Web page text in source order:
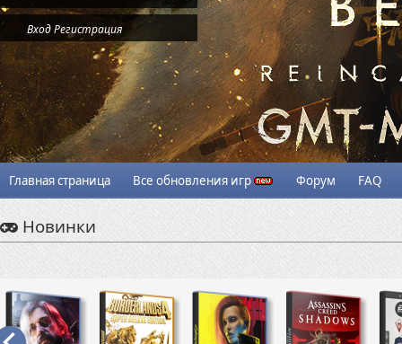
ВходРегистрация
Главная страница Все обновления игр Форум FAQ
Новинки